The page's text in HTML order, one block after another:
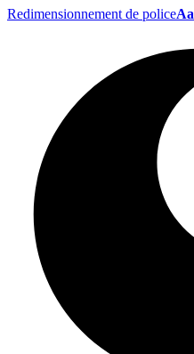
Redimensionnement de policeAa